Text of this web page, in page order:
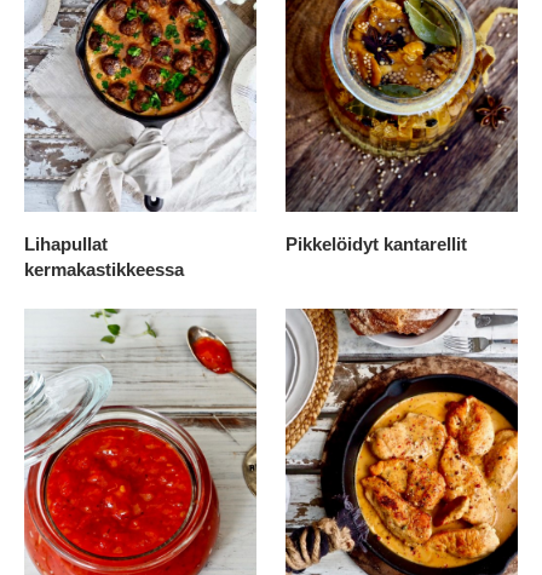
Lihapullat
kermakastikkeessa
Pikkelöidyt kantarellit